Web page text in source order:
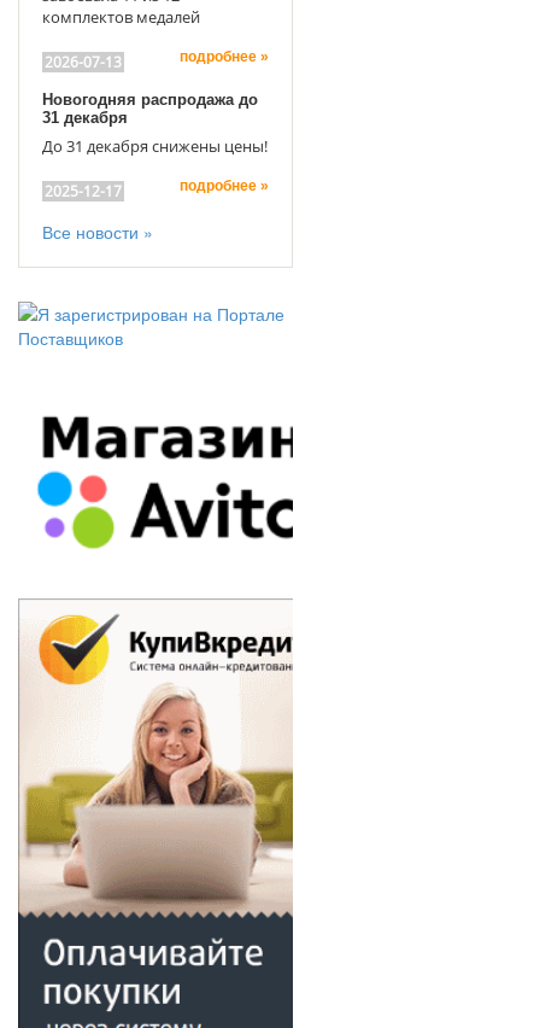
комплектов медалей
2026-07-13 подробнее »
Новогодняя распродажа до
31 декабря
До 31 декабря снижены цены!
2025-12-17 подробнее »
Все новости »